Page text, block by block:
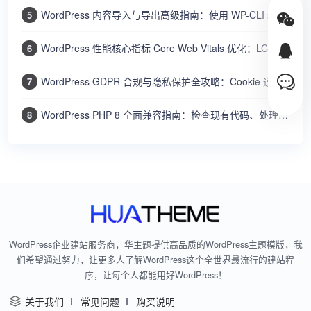
5 WordPress 内容导入与导出高级指南：使用 WP-CLI 和内置工具批量迁移文章、用户和设置
6 WordPress 性能核心指标 Core Web Vitals 优化：LCP、FID、CLS 的测量与改进方法
7 WordPress GDPR 合规与隐私保护全攻略：Cookie 通知、数据导出、隐私政策、用户数据删除
8 WordPress PHP 8 全面兼容指南：检查现有代码、处理废弃函数、提升性能和安全
WordPress企业建站服务商，华主题提供高品质的WordPress主题模版，我
们希望通过努力，让更多人了解WordPress这个全世界最流行的建站程
序，让每个人都能用好WordPress！
关于我们 常见问题 购买说明